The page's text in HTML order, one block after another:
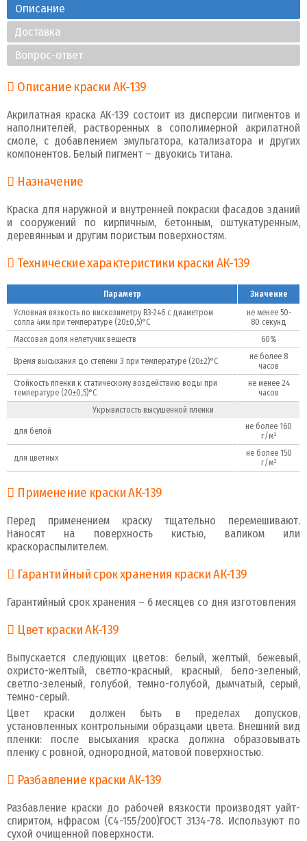
Описание
Доставка
Вопрос-ответ
Описание краски АК-139
Акрилатная краска АК-139 состоит из дисперсии пигментов и
наполнителей, растворенных в сополимерной акрилатной
смоле, с добавлением эмульгатора, катализатора и других
компонентов. Белый пигмент – двуокись титана.
Назначение
Краска для наружной и внутренней покраски фасадов зданий
и сооружений по кирпичным, бетонным, оштукатуренным,
деревянным и другим пористым поверхностям.
Технические характеристики краски АК-139
Параметр
Значение
Условная вязкость по вискозиметру ВЗ-246 с диаметром
сопла 4мм при температуре (20±0,5)°C
не менее 50-
80 секунд
Массовая доля нелетучих веществ
60%
Время высыхания до степени 3 при температуре (20±2)°C
не более 8
часов
Стойкость пленки к статическому воздействию воды при
температуре (20±0,5)°C
не менее 24
часов
Укрывистость высушенной пленки
для белой
не более 160
г/м²
для цветных
не более 150
г/м²
Применение краски АК-139
Перед применением краску тщательно перемешивают.
Наносят на поверхность кистью, валиком или
краскораспылителем.
Гарантийный срок хранения краски АК-139
Гарантийный срок хранения – 6 месяцев со дня изготовления
Цвет краски АК-139
Выпускается следующих цветов: белый, желтый, бежевый,
охристо-желтый, светло-красный, красный, бело-зеленый,
светло-зеленый, голубой, темно-голубой, дымчатый, серый,
темно-серый.
Цвет краски должен быть в пределах допусков,
установленных контрольными образцами цвета. Внешний вид
пленки: после высыхания краска должна образовывать
пленку с ровной, однородной, матовой поверхностью.
Разбавление краски АК-139
Разбавление краски до рабочей вязкости производят уайт-
спиритом, нфрасом (С4-155/200)ГОСТ 3134-78. Используют по
сухой очищенной поверхности.